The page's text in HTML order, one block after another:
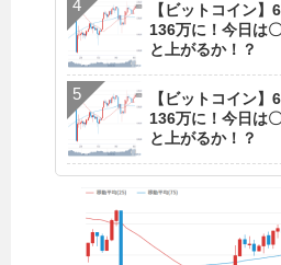
【ビットコイン
136万に！今日は
と上がるか！？
【ビットコイン
136万に！今日は
と上がるか！？